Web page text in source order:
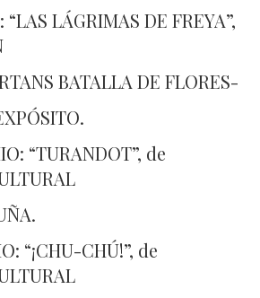
LÁGRIMAS DE FREYA”,
BATALLA DE FLORES-
“TURANDOT”, de
“¡CHU-CHÚ!”, de